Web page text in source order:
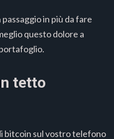
in più da fare
questo dolore a
tetto
bitcoin sul vostro telefono